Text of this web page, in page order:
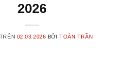
2026
02.03.2026 BỞITOÀN TRẦN